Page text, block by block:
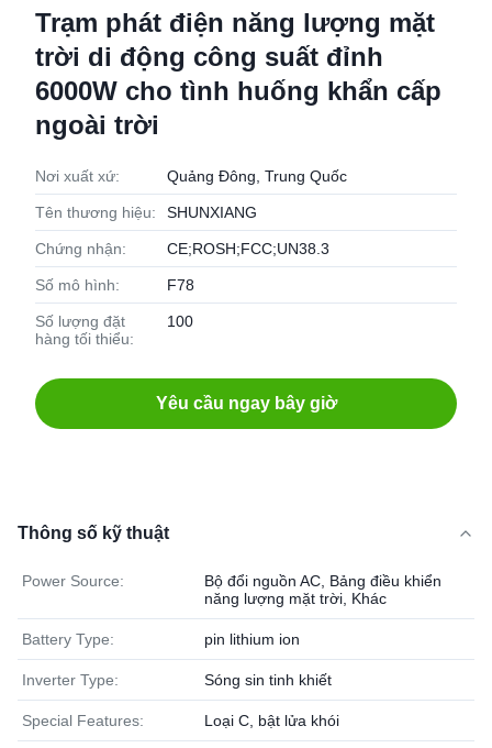
Trạm phát điện năng lượng mặt
trời di động công suất đỉnh
6000W cho tình huống khẩn cấp
ngoài trời
Nơi xuất xứ: Quảng Đông, Trung Quốc
Tên thương hiệu: SHUNXIANG
Chứng nhận: CE;ROSH;FCC;UN38.3
Số mô hình: F78
Số lượng đặt
hàng tối thiểu:
100
Yêu cầu ngay bây giờ
Thông số kỹ thuật
Power Source:
Bộ đổi nguồn AC, Bảng điều khiển
năng lượng mặt trời, Khác
Battery Type: pin lithium ion
Inverter Type: Sóng sin tinh khiết
Special Features: Loại C, bật lửa khói